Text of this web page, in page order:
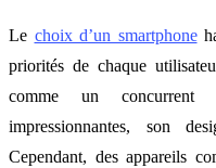
Le choix d’un smartphone
priorités de chaque
comme un concurrent
impressionnantes, son
Cependant, des appareils